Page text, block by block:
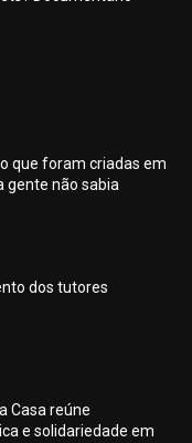
que foram criadas em
gente não sabia
dos tutores
Casa reúne
e solidariedade em